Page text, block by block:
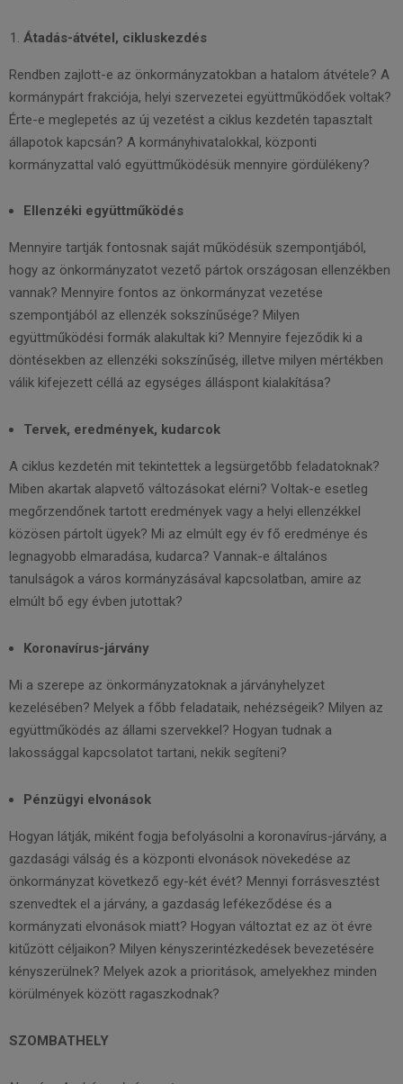
Átadás-átvétel, cikluskezdés
Rendben zajlott-e az önkormányzatokban a hatalom átvétele? A
kormánypárt frakciója, helyi szervezetei együttműködőek voltak?
Érte-e meglepetés az új vezetést a ciklus kezdetén tapasztalt
állapotok kapcsán? A kormányhivatalokkal, központi
kormányzattal való együttműködésük mennyire gördülékeny?
Ellenzéki együttműködés
Mennyire tartják fontosnak saját működésük szempontjából,
hogy az önkormányzatot vezető pártok országosan ellenzékben
vannak? Mennyire fontos az önkormányzat vezetése
szempontjából az ellenzék sokszínűsége? Milyen
együttműködési formák alakultak ki? Mennyire fejeződik ki a
döntésekben az ellenzéki sokszínűség, illetve milyen mértékben
válik kifejezett céllá az egységes álláspont kialakítása?
Tervek, eredmények, kudarcok
A ciklus kezdetén mit tekintettek a legsürgetőbb feladatoknak?
Miben akartak alapvető változásokat elérni? Voltak-e esetleg
megőrzendőnek tartott eredmények vagy a helyi ellenzékkel
közösen pártolt ügyek? Mi az elmúlt egy év fő eredménye és
legnagyobb elmaradása, kudarca? Vannak-e általános
tanulságok a város kormányzásával kapcsolatban, amire az
elmúlt bő egy évben jutottak?
Koronavírus-járvány
Mi a szerepe az önkormányzatoknak a járványhelyzet
kezelésében? Melyek a főbb feladataik, nehézségeik? Milyen az
együttműködés az állami szervekkel? Hogyan tudnak a
lakossággal kapcsolatot tartani, nekik segíteni?
Pénzügyi elvonások
Hogyan látják, miként fogja befolyásolni a koronavírus-járvány, a
gazdasági válság és a központi elvonások növekedése az
önkormányzat következő egy-két évét? Mennyi forrásvesztést
szenvedtek el a járvány, a gazdaság lefékeződése és a
kormányzati elvonások miatt? Hogyan változtat ez az öt évre
kitűzött céljaikon? Milyen kényszerintézkedések bevezetésére
kényszerülnek? Melyek azok a prioritások, amelyekhez minden
körülmények között ragaszkodnak?
SZOMBATHELY